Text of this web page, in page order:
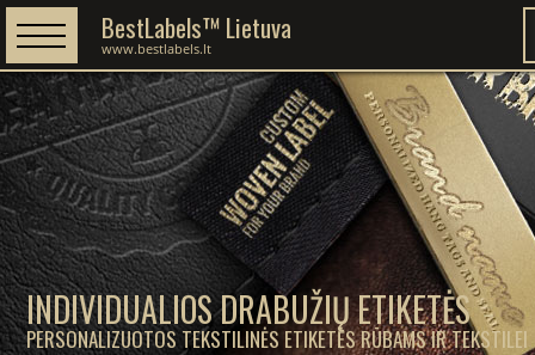
INDIVIDUALIOS DRABUŽIŲ ETIKETĖS
PERSONALIZUOTOS TEKSTILINĖS ETIKETĖS RŪBAMS IR TEKSTILEI
BestLabels™ Lietuva
www.bestlabels.lt